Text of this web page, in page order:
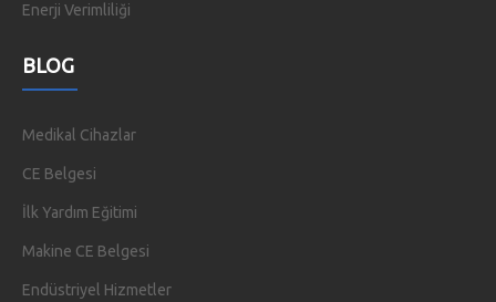
Enerji Verimliliği
BLOG
Medikal Cihazlar
CE Belgesi
İlk Yardım Eğitimi
Makine CE Belgesi
Endüstriyel Hizmetler